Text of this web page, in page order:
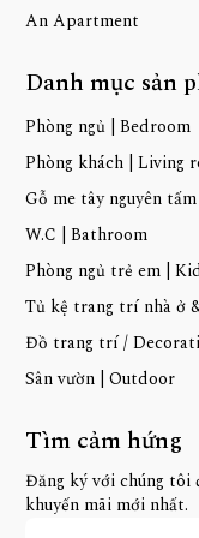
An Apartment
Danh mục sản
Phòng ngủ | Bedroom
Phòng khách | Living
Gỗ me tây nguyên tấm
W.C | Bathroom
Phòng ngủ trẻ em |
Tủ kệ trang trí nhà ở
Đồ trang trí /
Sân vườn | Outdoor
Tìm cảm hứng
Đăng ký với chúng tôi
khuyến mãi mới nhất.